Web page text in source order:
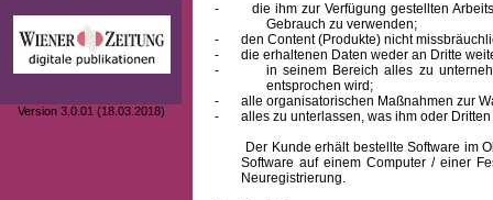
Version 3.0.01 (18.03.2018)
-
die ihm zur Verfügung gestellten
Gebrauch zu verwenden;
-
den Content (Produkte) nicht
-
die erhaltenen Daten weder an Dritte
-
in seinem Bereich alles zu
entsprochen wird;
-
alle organisatorischen Maßnahmen zur
-
alles zu unterlassen, was ihm oder
Der Kunde erhält bestellte Software im
Software auf einem Computer / einer
Neuregistrierung.